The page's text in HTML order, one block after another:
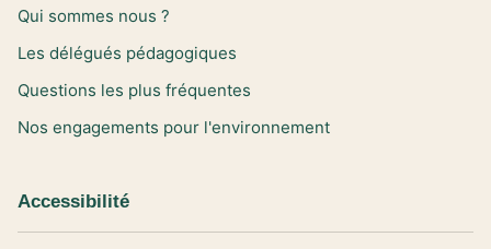
Qui sommes nous ?
Les délégués pédagogiques
Questions les plus fréquentes
Nos engagements pour l'environnement
Accessibilité